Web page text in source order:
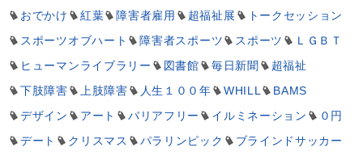
おでかけ
紅葉 障害者雇用 超福祉展
トークセッション
スポーツオブハート
障害者スポーツ スポーツ
ＬＧＢＴ
ヒューマンライブラリー
図書館 毎日新聞
超福祉
下肢障害
上肢障害 人生１００年 WHILL
BAMS
デザイン
アート バリアフリー イルミネーション
０円
デート
クリスマス パラリンピック
ブラインドサッカー